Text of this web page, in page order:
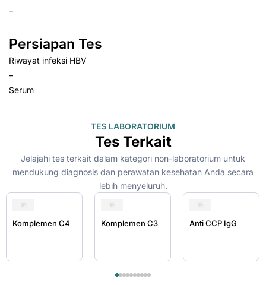
–
Persiapan Tes
Riwayat infeksi HBV
–
Serum
TES LABORATORIUM
Tes Terkait
Jelajahi tes terkait dalam kategori non-laboratorium untuk
mendukung diagnosis dan perawatan kesehatan Anda secara
lebih menyeluruh.
Komplemen C4 Komplemen C3 Anti CCP IgG